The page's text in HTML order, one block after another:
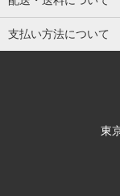
支払い方法について
東